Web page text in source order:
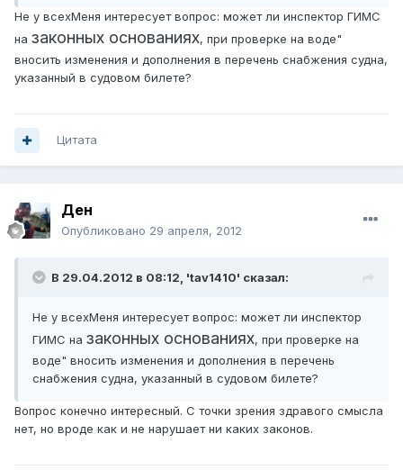
Не у всехМеня интересует вопрос: может ли инспектор ГИМС
на законных основаниях, при проверке на воде"
вносить изменения и дополнения в перечень снабжения судна,
указанный в судовом билете?
Цитата
Ден
Опубликовано 29 апреля, 2012
В 29.04.2012 в 08:12, 'tav1410' сказал:
Не у всехМеня интересует вопрос: может ли инспектор
ГИМС на законных основаниях, при проверке на
воде" вносить изменения и дополнения в перечень
снабжения судна, указанный в судовом билете?
Вопрос конечно интересный. С точки зрения здравого смысла
нет, но вроде как и не нарушает ни каких законов.